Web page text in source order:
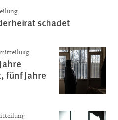
schadet
fünf Jahre